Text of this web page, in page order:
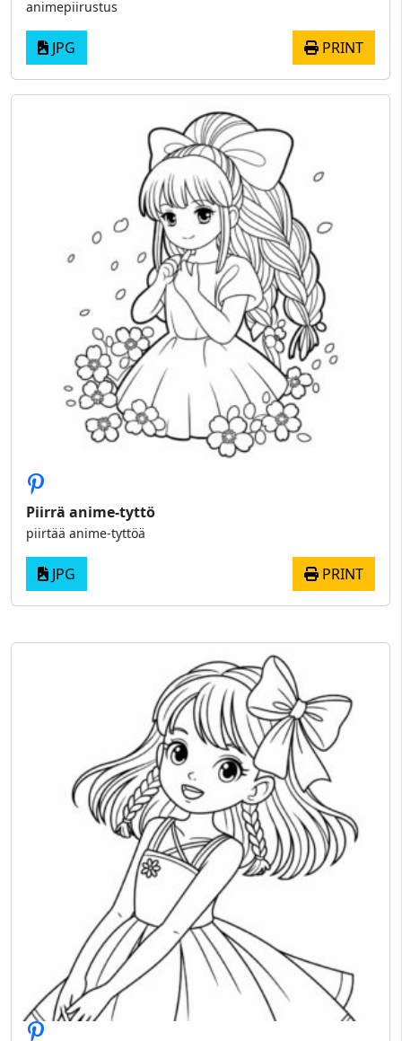
animepiirustus
JPG PRINT
Piirrä anime-tyttö
piirtää anime-tyttöä
JPG PRINT